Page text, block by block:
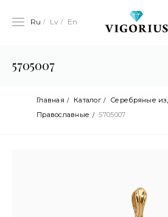
Ru Lv En
5705007
Главная Каталог Серебряные
Православные
5705007